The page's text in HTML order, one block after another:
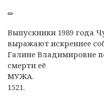
✏
Выпускники 1989 года
выражают искреннее
Галине Владимировне
смерти её
МУЖА.
1521.